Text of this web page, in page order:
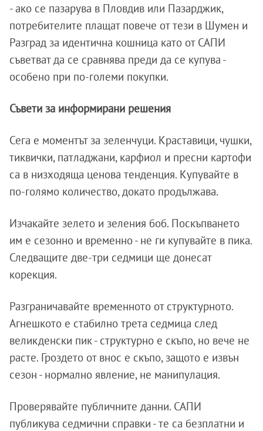
- ако се пазарува в Пловдив или Пазарджик,
потребителите плащат повече от тези в Шумен и
Разград за идентична кошница като от САПИ
съветват да се сравнява преди да се купува -
особено при по-големи покупки.
Съвети за информирани решения
Сега е моментът за зеленчуци. Краставици, чушки,
тиквички, патладжани, карфиол и пресни картофи
са в низходяща ценова тенденция. Купувайте в
по-голямо количество, докато продължава.
Изчакайте зелето и зеления боб. Поскъпването
им е сезонно и временно - не ги купувайте в пика.
Следващите две-три седмици ще донесат
корекция.
Разграничавайте временното от структурното.
Агнешкото е стабилно трета седмица след
великденски пик - структурно е скъпо, но вече не
расте. Грoздето от внос е скъпо, защото е извън
сезон - нормално явление, не манипулация.
Проверявайте публичните данни. САПИ
публикува седмични справки - те са безплатни и